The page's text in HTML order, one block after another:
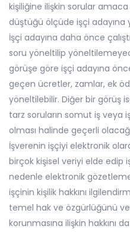
kişiliğine ilişkin sorular
düştüğü ölçüde işçi adayına
İşçi adayına daha önce
soru yöneltilip
görüşe göre işçi adayına
geçen ücretler, zamlar, ek
yöneltilebilir. Diğer bir görüş
tarz soruların somut iş veya
olması halinde geçerli
İşverenin işçiyi elektronik
birçok kişisel veriyi elde edip
nedenle elektronik
işçinin kişilik hakkını
temel hak ve özgürlüğünü
korunmasına ilişkin hakkını